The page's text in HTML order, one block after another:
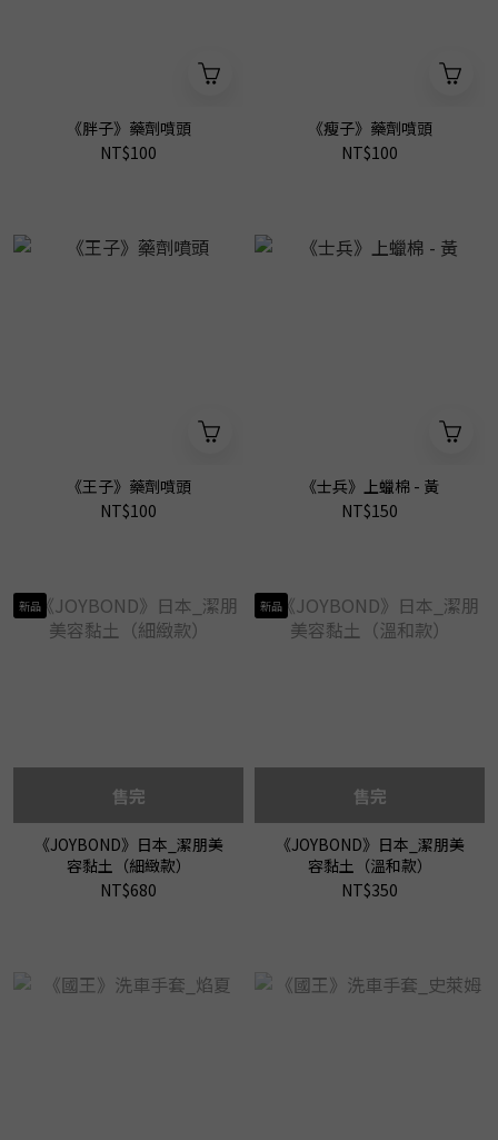
《胖子》藥劑噴頭
NT$100
《瘦子》藥劑噴頭
NT$100
《王子》藥劑噴頭
NT$100
《士兵》上蠟棉 - 黃
NT$150
新品
售完
《JOYBOND》日本_潔朋美
容黏土（細緻款）
NT$680
新品
售完
《JOYBOND》日本_潔朋美
容黏土（溫和款）
NT$350